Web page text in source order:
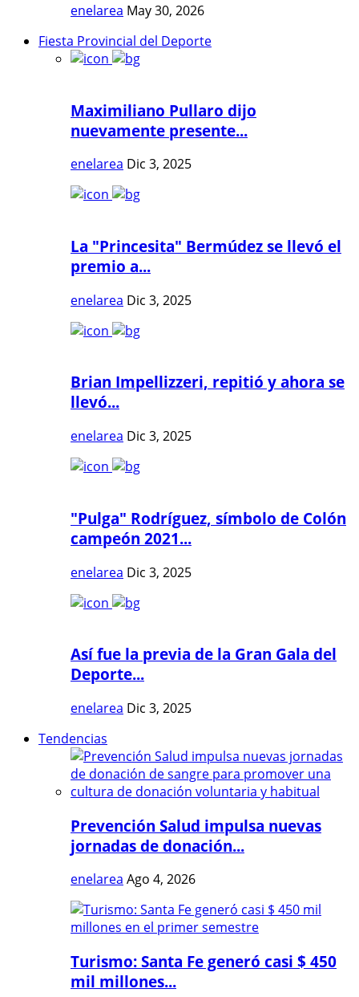
enelarea May 30, 2026
Fiesta Provincial del Deporte
Maximiliano Pullaro dijo
nuevamente presente...
enelarea Dic 3, 2025
La "Princesita" Bermúdez se llevó el
premio a...
enelarea Dic 3, 2025
Brian Impellizzeri, repitió y ahora se
llevó...
enelarea Dic 3, 2025
"Pulga" Rodríguez, símbolo de Colón
campeón 2021...
enelarea Dic 3, 2025
Así fue la previa de la Gran Gala del
Deporte...
enelarea Dic 3, 2025
Tendencias
Prevención Salud impulsa nuevas
jornadas de donación...
enelarea Ago 4, 2026
Turismo: Santa Fe generó casi $ 450
mil millones...